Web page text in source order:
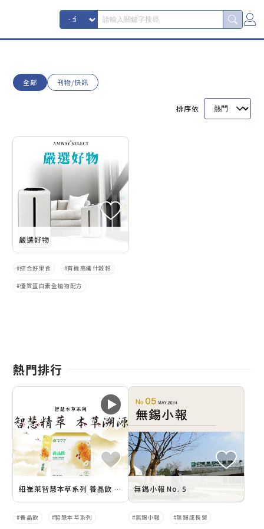
全部 刊物/快訊
排序依
嚴選好物
綜合好果食 有機高纖什穀粉
優質蛋白素全植物配方
熱門排行
紐崔萊智慧本草系列 養晶飲 養潤晶亮
養晶飲 智慧本草系列
無錫小報 No. 5
無錫小報 無錫成長營